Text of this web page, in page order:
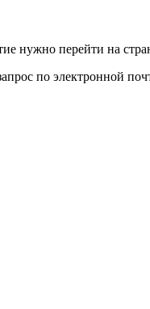
нужно перейти на
по электронной